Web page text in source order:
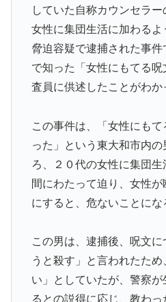
していた自称カウンセラ
女性に集団生活に加わるよ
脅迫容疑で逮捕された事
で知った「女性にもてる
査員に供述したことがわか
この事件は、「女性にも
った」という東大和市内
ろ、２０代の女性に集団
間にわたって迫り、女性
にすると、危ないことにな
この男は、逮捕後、呪文
うと殺す」と言われたた
い」としていたが、警察
るとの説得に応じ、教わ